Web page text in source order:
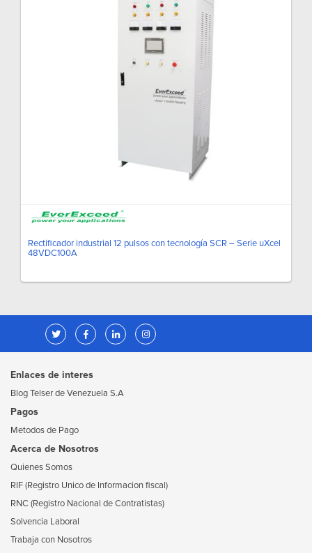
Rectificador industrial 12 pulsos con tecnología SCR – Serie uXcel
48VDC100A
Enlaces de interes
Blog Telser de Venezuela S.A
Pagos
Metodos de Pago
Acerca de Nosotros
Quienes Somos
RIF (Registro Unico de Informacion fiscal)
RNC (Registro Nacional de Contratistas)
Solvencia Laboral
Trabaja con Nosotros